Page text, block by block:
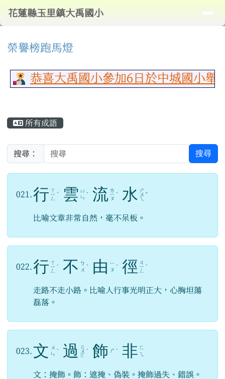
花蓮縣玉里鎮大禹國小
導覽列
花蓮縣玉里鎮大禹國小
上中區域內容
榮譽榜跑馬燈
恭喜大禹國小參加6日於中城國小舉行
所有成語
搜尋： 搜尋
021. 行 ㄒ
ㄧ
ㄥ
ˊ 雲 ㄩ
ㄣ ˊ 流 ㄌ
ㄧ
ㄡ
ˊ 水 ㄕ
ㄨ
ㄟ
ˇ
比喻文章非常自然，毫不呆板。
022. 行 ㄒ
ㄧ
ㄥ
ˊ 不 ㄅ
ㄨ ˋ 由 ㄧ
ㄡ ˊ 徑 ㄐ
ㄧ
ㄥ
ˋ
走路不走小路。比喻人行事光明正大，心胸坦蕩
磊落。
023. 文 ㄨ
ㄣ ˋ 過 ㄍ
ㄨ
ㄛ
ˋ 飾 ㄕ ˋ 非 ㄈ
ㄟ
文：掩飾。飾：遮掩、偽裝。掩飾過失、錯誤。